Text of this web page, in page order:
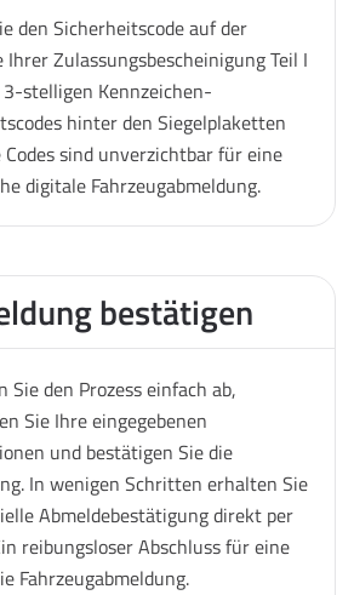
den Sicherheitscode auf der
Ihrer Zulassungsbescheinigung Teil I
stelligen Kennzeichen-
hinter den Siegelplaketten
Codes sind unverzichtbar für eine
digitale Fahrzeugabmeldung.
bestätigen
Sie den Prozess einfach ab,
Sie Ihre eingegebenen
und bestätigen Sie die
In wenigen Schritten erhalten Sie
Abmeldebestätigung direkt per
reibungsloser Abschluss für eine
Fahrzeugabmeldung.